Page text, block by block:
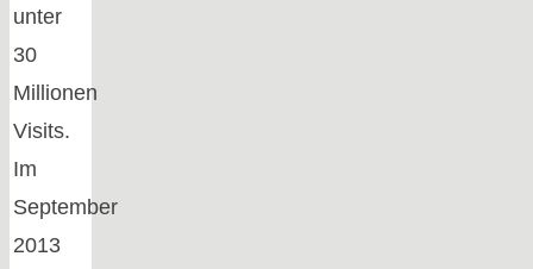
unter
30
Millionen
Visits.
Im
September
2013